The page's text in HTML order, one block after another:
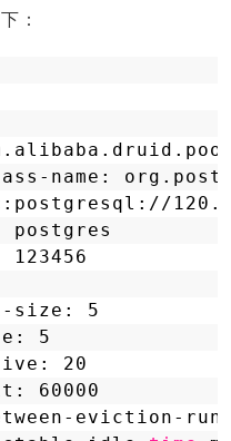
：
name:
//120
postgres
123456
5
5
20
60000
eviction-